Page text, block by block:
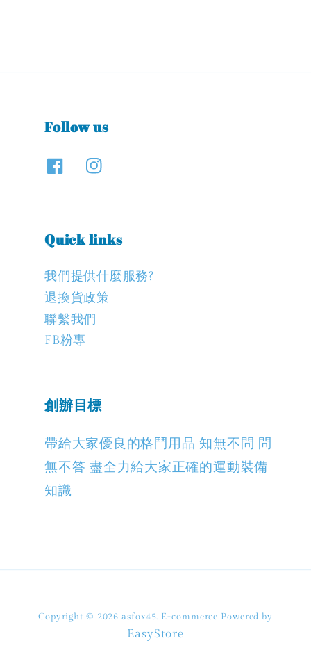
Follow us
Quick links
我們提供什麼服務?
退換貨政策
聯繫我們
FB粉專
創辦目標
帶給大家優良的格鬥用品 知無不問 問
無不答 盡全力給大家正確的運動裝備
知識
Copyright © 2026 asfox45. E-commerce Powered by
EasyStore